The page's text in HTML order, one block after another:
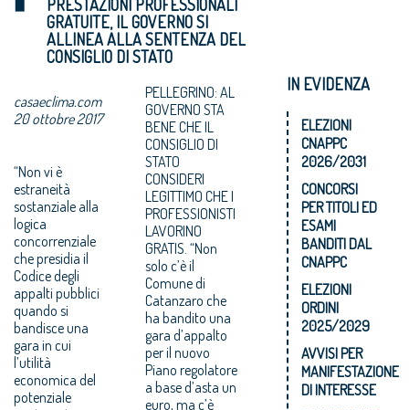
PRESTAZIONI PROFESSIONALI
GRATUITE, IL GOVERNO SI
ALLINEA ALLA SENTENZA DEL
CONSIGLIO DI STATO
casaeclima.com
20 ottobre 2017
“Non vi è
estraneità
sostanziale alla
logica
concorrenziale
che presidia il
Codice degli
appalti pubblici
quando si
bandisce una
gara in cui
l’utilità
economica del
potenziale
PELLEGRINO: AL
GOVERNO STA
BENE CHE IL
CONSIGLIO DI
STATO
CONSIDERI
LEGITTIMO CHE I
PROFESSIONISTI
LAVORINO
GRATIS. “Non
solo c’è il
Comune di
Catanzaro che
ha bandito una
gara d’appalto
per il nuovo
Piano regolatore
a base d’asta un
euro, ma c’è
IN EVIDENZA
ELEZIONI
CNAPPC
2026/2031
CONCORSI
PER TITOLI ED
ESAMI
BANDITI DAL
CNAPPC
ELEZIONI
ORDINI
2025/2029
AVVISI PER
MANIFESTAZIONE
DI INTERESSE